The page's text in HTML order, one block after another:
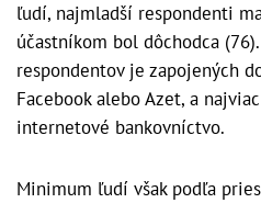
ľudí, najmladší respondenti
účastníkom bol dôchodca
respondentov je zapojených
Facebook alebo Azet, a
internetové bankovníctvo.
Minimum ľudí však podľa